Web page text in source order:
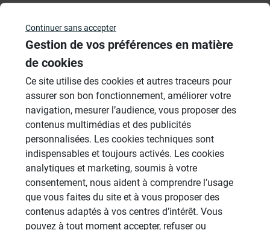
NI
Fuite bonde douche à l’italienne
dernier message le 17/11/2025 à 17h37 par
administrateur
PA
fuite bonde
dernier message le 17/11/2025 à 17h47 par
administrateur
2
Continuer sans accepter
Gestion de vos préférences en matière
de cookies
Ce site utilise des cookies et autres traceurs pour
assurer son bon fonctionnement, améliorer votre
navigation, mesurer l’audience, vous proposer des
contenus multimédias et des publicités
personnalisées. Les cookies techniques sont
indispensables et toujours activés. Les cookies
analytiques et marketing, soumis à votre
consentement, nous aident à comprendre l’usage
que vous faites du site et à vous proposer des
contenus adaptés à vos centres d’intérêt. Vous
pouvez à tout moment accepter, refuser ou